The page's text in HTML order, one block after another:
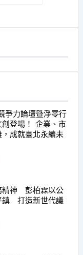
爭力論壇暨淨零行
登場！ 企業、市
成就臺北永續未
精神 彭柏霖以公
鎮 打造新世代議